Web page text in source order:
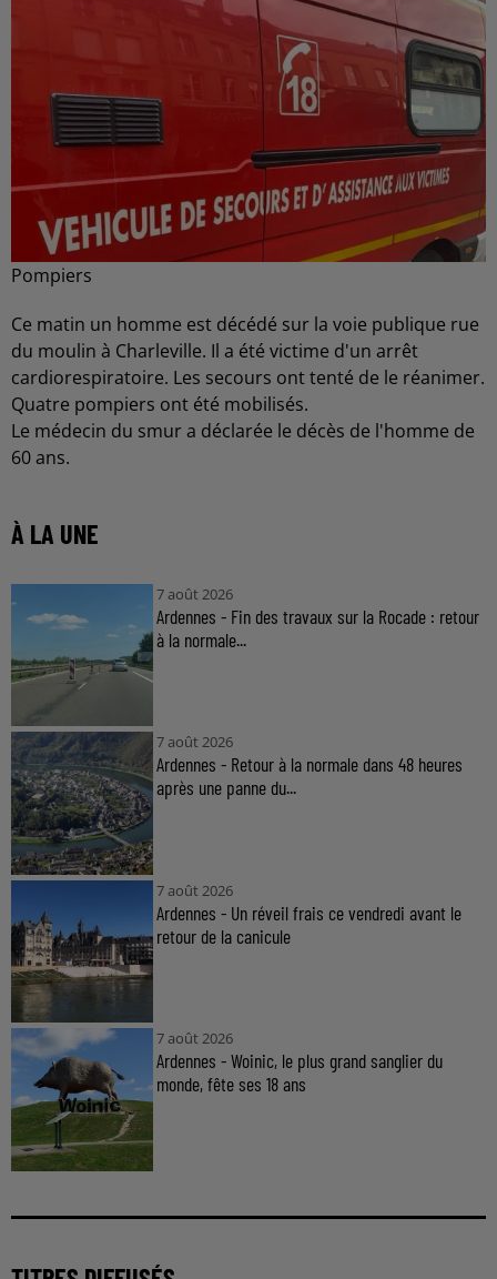
Pompiers
Ce matin un homme est décédé sur la voie publique rue
du moulin à Charleville. Il a été victime d'un arrêt
cardiorespiratoire. Les secours ont tenté de le réanimer.
Quatre pompiers ont été mobilisés.
Le médecin du smur a déclarée le décès de l'homme de
60 ans.
À LA UNE
7 août 2026
Ardennes - Fin des travaux sur la Rocade : retour
à la normale...
7 août 2026
Ardennes - Retour à la normale dans 48 heures
après une panne du...
7 août 2026
Ardennes - Un réveil frais ce vendredi avant le
retour de la canicule
7 août 2026
Ardennes - Woinic, le plus grand sanglier du
monde, fête ses 18 ans